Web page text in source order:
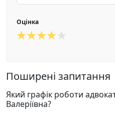
Оцінка
Поширені запитання
Який графік роботи
Валеріївна?